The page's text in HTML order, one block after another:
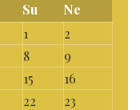
Su
Ne
1
2
8
9
15
16
22
23